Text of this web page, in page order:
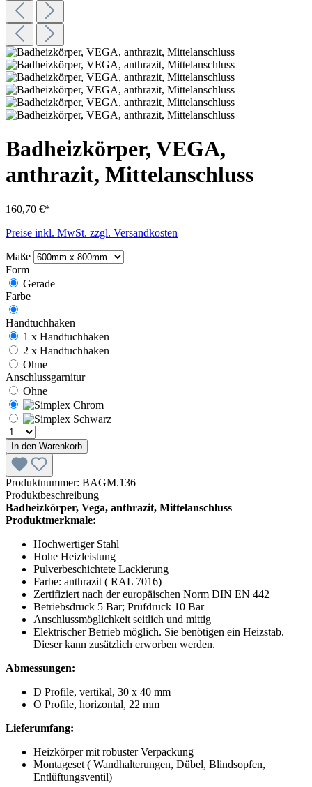
Badheizkörper, VEGA,
anthrazit, Mittelanschluss
160,70 €*
Preise inkl. MwSt. zzgl. Versandkosten
Maße
Form
Gerade
Farbe
Handtuchhaken
1 x Handtuchhaken
2 x Handtuchhaken
Ohne
Anschlussgarnitur
Ohne
In den Warenkorb
Produktnummer: BAGM.136
Produktbeschreibung
Badheizkörper, Vega, anthrazit, Mittelanschluss
Produktmerkmale:
Hochwertiger Stahl
Hohe Heizleistung
Pulverbeschichtete Lackierung
Farbe: anthrazit ( RAL 7016)
Zertifiziert nach der europäischen Norm DIN EN 442
Betriebsdruck 5 Bar; Prüfdruck 10 Bar
Anschlussmöglichkeit seitlich und mittig
Elektrischer Betrieb möglich. Sie benötigen ein Heizstab.
Dieser kann zusätzlich erworben werden.
Abmessungen:
D Profile, vertikal, 30 x 40 mm
O Profile, horizontal, 22 mm
Lieferumfang:
Heizkörper mit robuster Verpackung
Montageset ( Wandhalterungen, Dübel, Blindsopfen,
Entlüftungsventil)